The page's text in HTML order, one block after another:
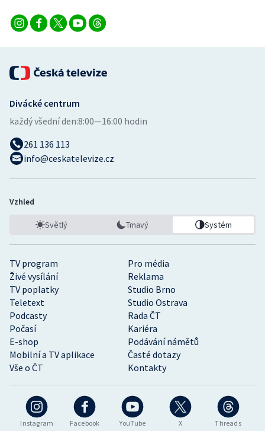
Volejbal
Ostatní
Instagram Facebook YouTube X Threads
TV program
Pro média
Živé vysílání
Reklama
TV poplatky
Studio Brno
Teletext
Studio Ostrava
Podcasty
Rada ČT
Počasí
Kariéra
E-shop
Podávání námětů
Mobilní a TV aplikace
Časté dotazy
Vše o ČT
Kontakty
Divácké centrum
každý všední den:8:00—16:00 hodin
261 136 113
info@ceskatelevize.cz
Vzhled
Světlý Tmavý Systém